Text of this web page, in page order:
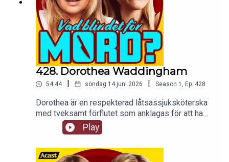
428. Dorothea Waddingham
54:44 söndag 14 juni 2026 Season 1 , Ep. 428
Dorothea är en respekterad låtsassjuksköterska
med tveksamt förflutet som anklagas för att ha
mördat två patienter på sitt vårdhem. Vi
spekulerar vilt i om hon gjorde det eller ej.tw: vi
påstår att morfin är gott och det tar vi starkt
avstånd ifrån såhär i efterhand
Play